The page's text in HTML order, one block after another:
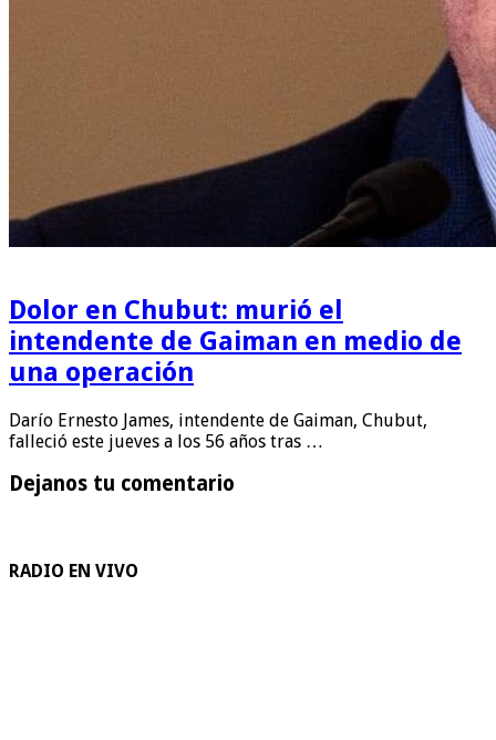
Dolor en Chubut: murió el
intendente de Gaiman en medio de
una operación
Darío Ernesto James, intendente de Gaiman, Chubut,
falleció este jueves a los 56 años tras …
Dejanos tu comentario
RADIO EN VIVO